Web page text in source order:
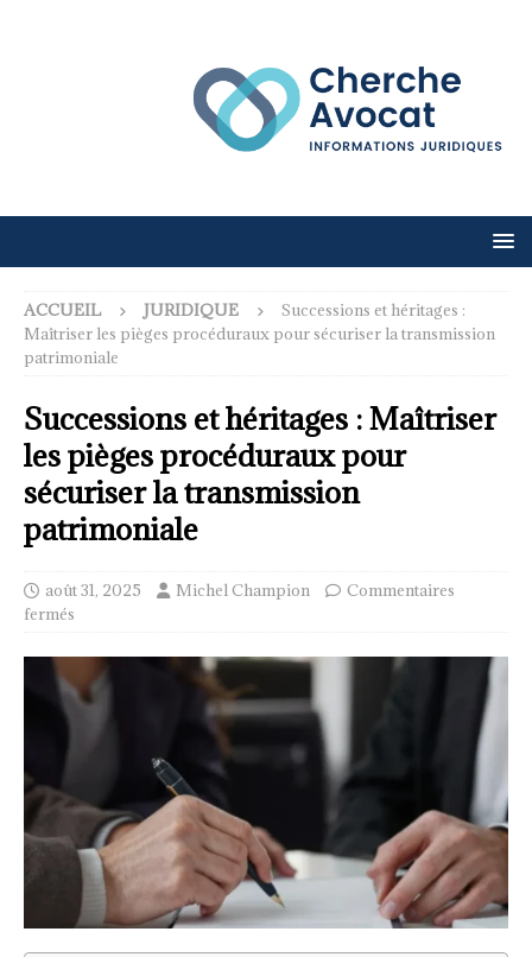
ACCUEIL JURIDIQUE
Successions et héritages :
Maîtriser les pièges procéduraux pour sécuriser la transmission
patrimoniale
Successions et héritages : Maîtriser
les pièges procéduraux pour
sécuriser la transmission
patrimoniale
août 31, 2025 Michel Champion
Commentaires
fermés